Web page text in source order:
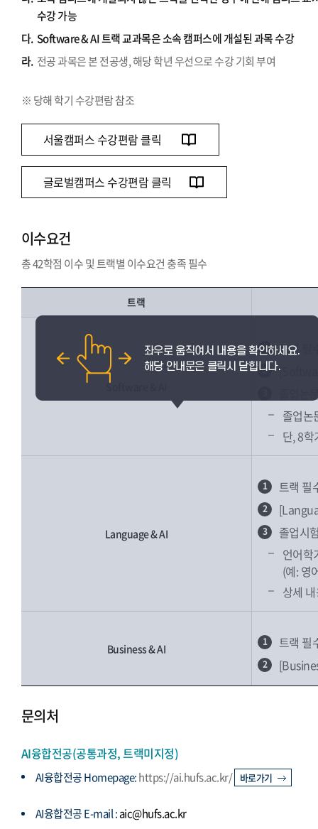
수강 가능
다. Software & AI 트랙 교과목은 소속 캠퍼스에 개설된 과목 수강
라. 전공 과목은 본 전공생, 해당 학년 우선으로 수강 기회 부여
※ 당해 학기 수강편람 참조
서울캠퍼스 수강편람 클릭
글로벌캠퍼스 수강편람 클릭
이수요건
총 42학점 이수 및 트랙별 이수요건 충족 필수
트랙
Software & AI
1 트랙 필
2
졸업논
졸업논
단, 8
Language & AI
1 트랙 필
2
3
졸업시
언어학
(예: 영
상세
Business & AI 1 트랙 필
2
문의처
AI융합전공(공통과정, 트랙미지정)
AI융합전공 Homepage:https://ai.hufs.ac.kr/ 바로가기
AI융합전공 E-mail :aic@hufs.ac.kr